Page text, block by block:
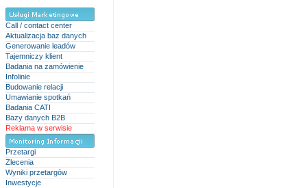
Call / contact center
Aktualizacja baz danych
Generowanie leadów
Tajemniczy klient
Badania na zamówienie
Infolinie
Budowanie relacji
Umawianie spotkań
Badania CATI
Bazy danych B2B
Reklama w serwisie
Przetargi
Zlecenia
Wyniki przetargów
Inwestycje